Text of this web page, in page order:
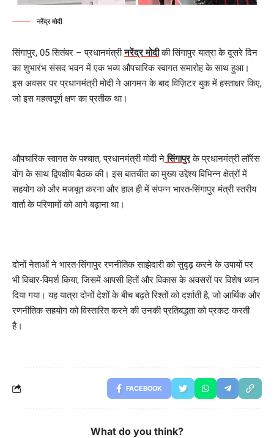
नरेंद्र मोदी
सिंगापुर, 05 सितंबर – प्रधानमंत्रीनरेंद्र मोदीकी सिंगापुर यात्रा के दूसरे दिन
का शुभारंभ संसद भवन में एक भव्य औपचारिक स्वागत समारोह के साथ हुआ।
इस अवसर पर प्रधानमंत्री मोदी ने आगमन के बाद विज़िटर बुक में हस्ताक्षर किए,
जो इस महत्वपूर्ण क्षण का प्रतीक था।
औपचारिक स्वागत के पश्चात, प्रधानमंत्री मोदी नेसिंगापुरके प्रधानमंत्री लॉरेंस
वोंग के साथ द्विपक्षीय बैठक की। इस बातचीत का मुख्य उद्देश्य विभिन्न क्षेत्रों में
सहयोग को और मजबूत करना और हाल ही में संपन्न भारत-सिंगापुर मंत्री स्तरीय
वार्ता के परिणामों को आगे बढ़ाना था।
दोनों नेताओं ने भारत-सिंगापुर रणनीतिक साझेदारी को सुदृढ़ करने के उपायों पर
भी विचार-विमर्श किया, जिसमें आपसी हितों और विकास के अवसरों पर विशेष ध्यान
दिया गया। यह यात्रा दोनों देशों के बीच बढ़ते रिश्तों को दर्शाती है, जो आर्थिक और
रणनीतिक सहयोग को विस्तारित करने की उनकी प्रतिबद्धता को प्रकट करती
है।
FACEBOOK
What do you think?